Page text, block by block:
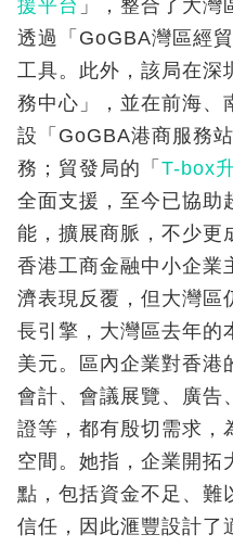
援平台 」，整合了大灣
透過「GoGBA灣區經
工具。此外，該局在深
務中心」，並在前海、
設「GoGBA港商服務
務；貿發局的「 T-box
全面支援，至今已協助
能，擴展商脈，不少更
香港工商金融中小企業
濟表現反覆，但大灣區
長引擎，大灣區去年的
美元。區內企業對香港
會計、會議展覽、廣告
證等，都有殷切需求，
空間。她指，企業開拓
點，包括資金不足、難
信任，因此滙豐設計了